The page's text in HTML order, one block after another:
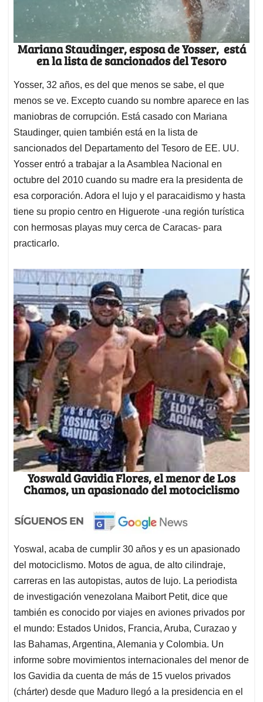
Mariana Staudinger, esposa de Yosser, está
en la lista de sancionados del Tesoro
Yosser, 32 años, es del que menos se sabe, el que
menos se ve. Excepto cuando su nombre aparece en las
maniobras de corrupción. Está casado con Mariana
Staudinger, quien también está en la lista de
sancionados del Departamento del Tesoro de EE. UU.
Yosser entró a trabajar a la Asamblea Nacional en
octubre del 2010 cuando su madre era la presidenta de
esa corporación. Adora el lujo y el paracaidismo y hasta
tiene su propio centro en Higuerote -una región turística
con hermosas playas muy cerca de Caracas- para
practicarlo.
Yoswald Gavidia Flores, el menor de Los
Chamos, un apasionado del motociclismo
Yoswal, acaba de cumplir 30 años y es un apasionado
del motociclismo. Motos de agua, de alto cilindraje,
carreras en las autopistas, autos de lujo. La periodista
de investigación venezolana Maibort Petit, dice que
también es conocido por viajes en aviones privados por
el mundo: Estados Unidos, Francia, Aruba, Curazao y
las Bahamas, Argentina, Alemania y Colombia. Un
informe sobre movimientos internacionales del menor de
los Gavidia da cuenta de más de 15 vuelos privados
(chárter) desde que Maduro llegó a la presidencia en el